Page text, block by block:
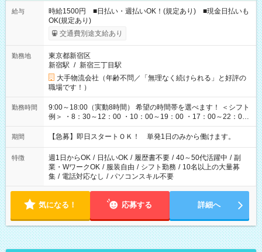
給与
時給1500円 ■日払い・週払いOK！(規定あり) ■現金日払いも
OK(規定あり)
交通費別途支給あり
勤務地
東京都新宿区
新宿駅 / 新宿三丁目駅
大手物流会社（年齢不問／「無理なく続けられる」と好評の
職場です！）
勤務時間
9:00～18:00（実動8時間） 希望の時間帯を選べます！ ＜シフト
例＞ ・8：30～12：00 ・10：00～19：00 ・17：00～22：00
・13：00～22：00 ・22：00～翌6：00 など
期間 【急募】即日スタートＯＫ！ 単発1日のみから働けます。
特徴 週1日からOK / 日払いOK / 履歴書不要 / 40～50代活躍中 / 副
業・WワークOK / 服装自由 / シフト勤務 / 10名以上の大量募
集 / 電話対応なし / パソコンスキル不要
気になる！ 応募する 詳細へ